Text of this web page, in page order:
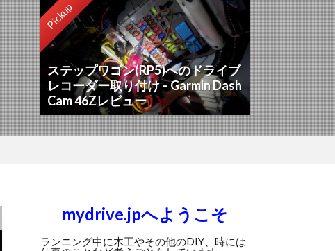
Pickup
ステップワゴン(RP5)へのドライブ
レコーダー取り付け – Garmin Dash
Cam 46Zレビュー
mydrive.jpへようこそ
ランニング中に木工やその他のDIY、時には